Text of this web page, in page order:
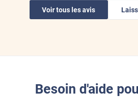
RAS colis bien protégé. Très bonne
Voir tous les avis
Besoin d'aide